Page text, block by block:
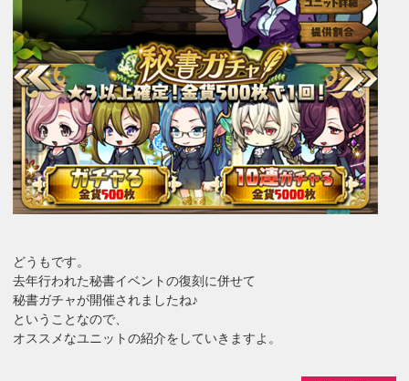
どうもです。
去年行われた秘書イベントの復刻に併せて
秘書ガチャが開催されましたね♪
ということなので、
オススメなユニットの紹介をしていきますよ。